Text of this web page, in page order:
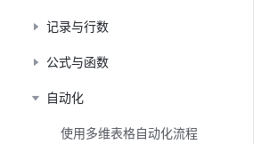
记录与行数
公式与函数
自动化
使用多维表格自动化流程